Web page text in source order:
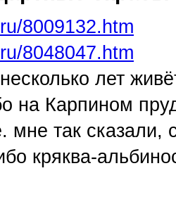
8009132.htm
8048047.htm
лет
на Карпином
мне так сказали,
кряква-